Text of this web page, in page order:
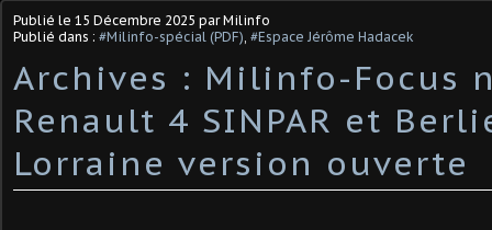
Publié le 15 Décembre 2025 par Milinfo
Publié dans : #Milinfo-spécial (PDF), #Espace Jérôme Hadacek
Archives : Milinfo-Focus
Renault 4 SINPAR et
Lorraine version ouverte